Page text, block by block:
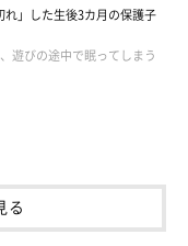
す。日中、家族がい
クや布団の中に入れ
ったり、玄関に置い
いう気持ちの表れな
ぼをするというチコち
づくと「ニャ〜（嫌
」した生後3カ月の保護子
遊びの途中で眠ってしまう
る